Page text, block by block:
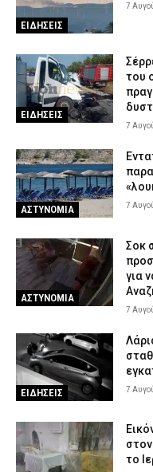
ΕΙΔΗΣΕΙΣ
7
ΕΙΔΗΣΕΙΣ
του
7
ΑΣΤΥΝΟΜΙΑ 7
ΑΣΤΥΝΟΜΙΑ
Σοκ
για
7
ΕΙΔΗΣΕΙΣ 7
το